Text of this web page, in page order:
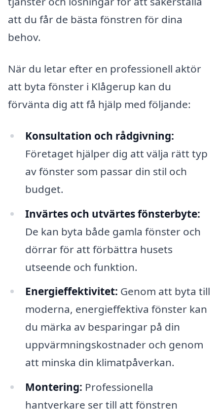
att du får de bästa fönstren för dina
behov.
När du letar efter en professionell aktör
att byta fönster i Klågerup kan du
förvänta dig att få hjälp med följande:
Konsultation och rådgivning:
Företaget hjälper dig att välja rätt typ
av fönster som passar din stil och
budget.
Invärtes och utvärtes fönsterbyte:
De kan byta både gamla fönster och
dörrar för att förbättra husets
utseende och funktion.
Energieffektivitet: Genom att byta till
moderna, energieffektiva fönster kan
du märka av besparingar på din
uppvärmningskostnader och genom
att minska din klimatpåverkan.
Montering: Professionella
hantverkare ser till att fönstren